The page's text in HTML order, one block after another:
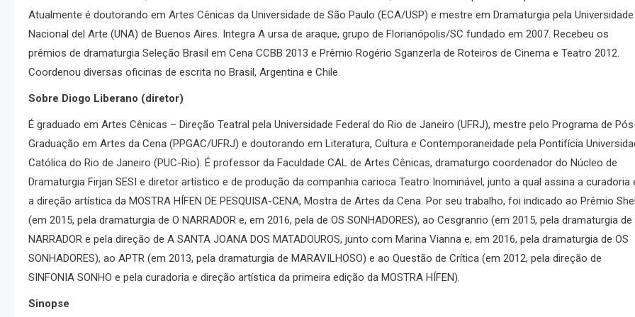
Atualmente é doutorando em Artes Cênicas da Universidade de São Paulo (ECA/USP) e mestre em Dramaturgia pela Universidade
Nacional del Arte (UNA) de Buenos Aires. Integra A ursa de araque, grupo de Florianópolis/SC fundado em 2007. Recebeu os
prêmios de dramaturgia Seleção Brasil em Cena CCBB 2013 e Prêmio Rogério Sganzerla de Roteiros de Cinema e Teatro 2012.
Coordenou diversas oficinas de escrita no Brasil, Argentina e Chile.
Sobre Diogo Liberano (diretor)
É graduado em Artes Cênicas – Direção Teatral pela Universidade Federal do Rio de Janeiro (UFRJ), mestre pelo Programa de
Graduação em Artes da Cena (PPGAC/UFRJ) e doutorando em Literatura, Cultura e Contemporaneidade pela Pontifícia
Católica do Rio de Janeiro (PUC-Rio). É professor da Faculdade CAL de Artes Cênicas, dramaturgo coordenador do Núcleo de
Dramaturgia Firjan SESI e diretor artístico e de produção da companhia carioca Teatro Inominável, junto a qual assina a curadoria
a direção artística da MOSTRA HÍFEN DE PESQUISA-CENA, Mostra de Artes da Cena. Por seu trabalho, foi indicado ao Prêmio
(em 2015, pela dramaturgia de O NARRADOR e, em 2016, pela de OS SONHADORES), ao Cesgranrio (em 2015, pela dramaturgia de
NARRADOR e pela direção de A SANTA JOANA DOS MATADOUROS, junto com Marina Vianna e, em 2016, pela dramaturgia de OS
SONHADORES), ao APTR (em 2013, pela dramaturgia de MARAVILHOSO) e ao Questão de Crítica (em 2012, pela direção de
SINFONIA SONHO e pela curadoria e direção artística da primeira edição da MOSTRA HÍFEN).
Sinopse